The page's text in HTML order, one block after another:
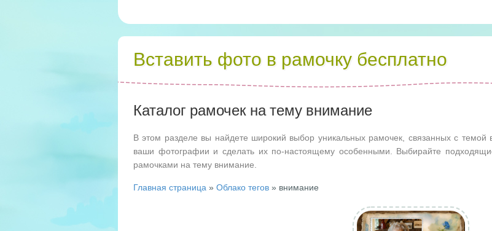
Вставить фото в рамочку бесплатно
Каталог рамочек на тему внимание
В этом разделе вы найдете широкий выбор уникальных рамочек, связанных с
ваши фотографии и сделать их по-настоящему особенными. Выбирайте
рамочками на тему внимание.
Главная страница » Облако тегов » внимание